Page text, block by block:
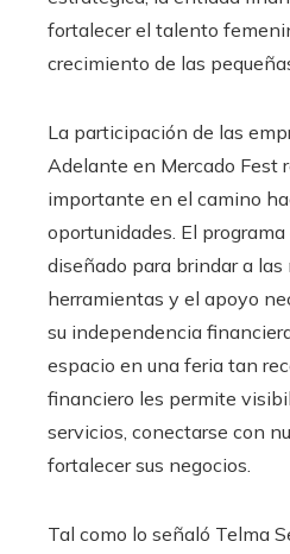
fortalecer el talento
crecimiento de las
La participación de las
Adelante en Mercado Fest
importante en el camino
oportunidades. El
diseñado para brindar a las
herramientas y el apoyo
su independencia
espacio en una feria tan
financiero les permite
servicios, conectarse con
fortalecer sus negocios.
Tal como lo señaló Telma